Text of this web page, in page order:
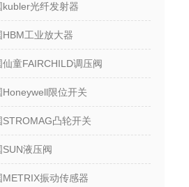
kubler光纤发射器
HBM工业放大器
仙童FAIRCHILD调压阀
Honeywell限位开关
STROMAG凸轮开关
SUN液压阀
METRIX振动传感器